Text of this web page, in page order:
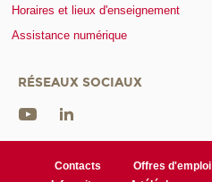
Horaires et lieux d'enseignement
Assistance numérique
RÉSEAUX SOCIAUX
Contacts Offres d'emploi